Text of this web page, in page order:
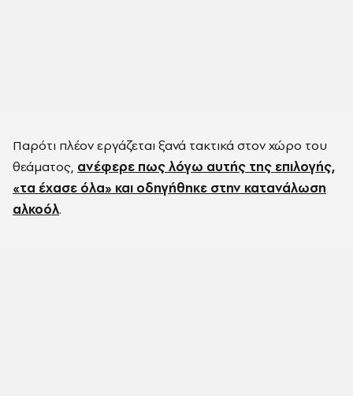
Παρότι πλέον εργάζεται ξανά τακτικά στον χώρο του
θεάματος, ανέφερε πως λόγω αυτής της επιλογής,
«τα έχασε όλα» και οδηγήθηκε στην κατανάλωση
αλκοόλ.